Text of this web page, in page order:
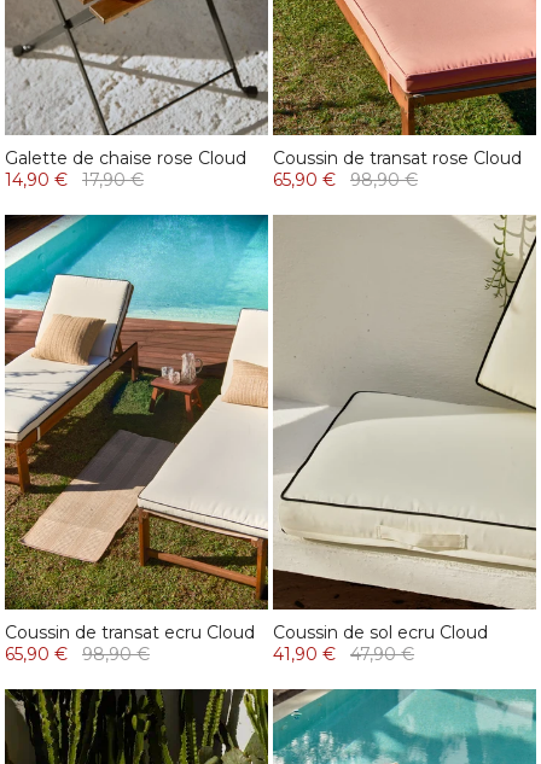
Galette de chaise rose Cloud
14,90 €
17,90 €
Coussin de transat rose Cloud
65,90 €
98,90 €
Coussin de transat ecru Cloud
65,90 €
98,90 €
Coussin de sol ecru Cloud
41,90 €
47,90 €